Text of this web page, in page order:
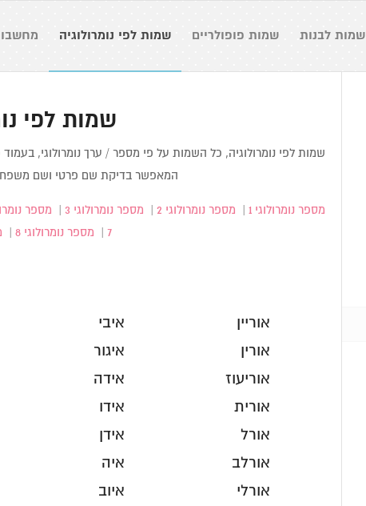
שמות לבנות שמות פופולריים שמות לפי נומרולוגיה
שמות לפי
שמות לפי נומרולוגיה, כל השמות על פי מספר / ערך נומרולוגי, בעמוד
המאפשר בדיקת שם פרטי ושם
מספר נומרולוגי 1 מספר נומרולוגי 2 | מספר נומרולוגי 3 מספר
7 מספר נומרולוגי 8
אוריין
אורין
אוריעוז
אורית
אורל
אורלב
אורלי
איבי
איגור
אידה
אידו
אידן
איה
איוב